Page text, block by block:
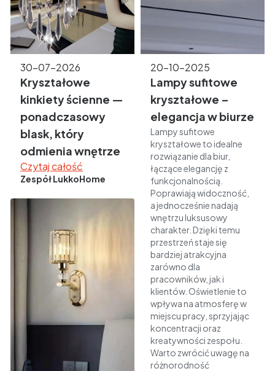
30-07-2026
Kryształowe
kinkiety ścienne —
ponadczasowy
blask, który
odmienia wnętrze
Czytaj całość
Zespół LukkoHome
20-10-2025
Lampy sufitowe
kryształowe –
elegancja w biurze
Lampy sufitowe
kryształowe to idealne
rozwiązanie dla biur,
łączące elegancję z
funkcjonalnością.
Poprawiają widoczność,
a jednocześnie nadają
wnętrzu luksusowy
charakter. Dzięki temu
przestrzeń staje się
bardziej atrakcyjna
zarówno dla
pracowników, jak i
klientów. Oświetlenie to
wpływa na atmosferę w
miejscu pracy, sprzyjając
koncentracji oraz
kreatywności zespołu.
Warto zwrócić uwagę na
różnorodność